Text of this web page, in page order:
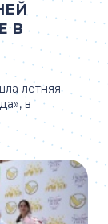
летняя
в
В